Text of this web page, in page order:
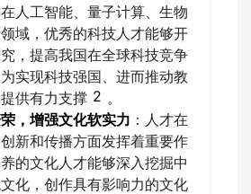
人工智能、量子计算、生物
域，优秀的科技人才能够开
，提高我国在全球科技竞争
实现科技强国、进而推动教
供有力支撑 2 。
，增强文化软实力 ：人才在
新和传播方面发挥着重要作
的文化人才能够深入挖掘中
化，创作具有影响力的文化